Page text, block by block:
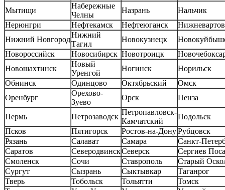
Мытищи
Набережные
Челны
Назрань
Нальчик
Нерюнгри
Нефтекамск Нефтеюганск
Нижний Новгород
Нижний
Тагил
Новокузнецк
Новороссийск
Новосибирск Новотроицк
Новошахтинск
Новый
Уренгой
Ногинск
Норильск
Обнинск
Одинцово Октябрьский
Омск
Оренбург
Орехово-
Зуево
Орск Пенза
Пермь Петрозаводск
Петропавловск-
Камчатский
Подольск
Псков
Пятигорск Ростов-на-ДонуРубцовск
Рязань
Салават Самара
Санкт-
Саратов
СеверодвинскСеверск
Сергиев
Смоленск
Сочи Ставрополь
Старый
Сургут
Сызрань Сыктывкар
Таганрог
Тверь
Тобольск Тольятти
Томск